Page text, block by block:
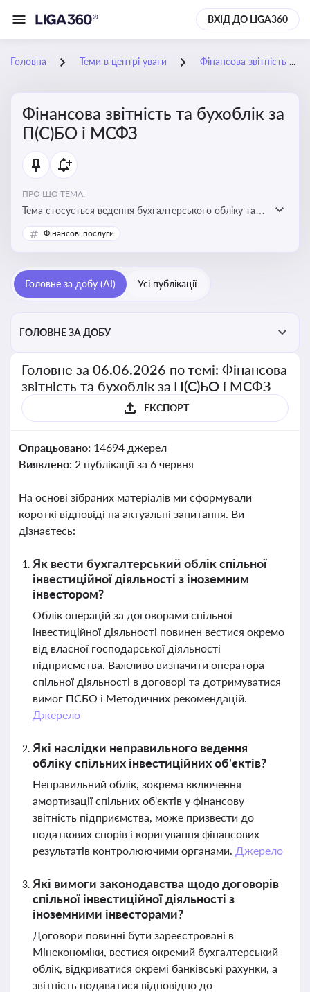
ВХІД ДО LIGA360
Головна Теми в центрі уваги Фінансова звітність та бухоблік за П(С)БО і МСФЗ
Фінансова звітність та бухоблік за
П(С)БО і МСФЗ
ПРО ЩО ТЕМА:
Тема стосується ведення бухгалтерського обліку та
складання фінансової звітності відповідно до
національних і міжнародних стандартів
Фінансові послуги
Головне за добу (AI) Усі публікації
ГОЛОВНЕ ЗА ДОБУ
Головне за 06.06.2026 по темі: Фінансова
звітність та бухоблік за П(С)БО і МСФЗ
ЕКСПОРТ
Опрацьовано: 14694 джерел
Виявлено: 2 публікації за 6 червня
На основі зібраних матеріалів ми сформували
короткі відповіді на актуальні запитання. Ви
дізнаєтесь:
Як вести бухгалтерський облік спільної
інвестиційної діяльності з іноземним
інвестором?
Облік операцій за договорами спільної
інвестиційної діяльності повинен вестися окремо
від власної господарської діяльності
підприємства. Важливо визначити оператора
спільної діяльності в договорі та дотримуватися
вимог ПСБО і Методичних рекомендацій.
Джерело
Які наслідки неправильного ведення
обліку спільних інвестиційних об'єктів?
Неправильний облік, зокрема включення
амортизації спільних об'єктів у фінансову
звітність підприємства, може призвести до
податкових спорів і коригування фінансових
результатів контролюючими органами. Джерело
Які вимоги законодавства щодо договорів
спільної інвестиційної діяльності з
іноземними інвесторами?
Договори повинні бути зареєстровані в
Мінекономіки, вестися окремий бухгалтерський
облік, відкриватися окремі банківські рахунки, а
звітність подаватися відповідно до